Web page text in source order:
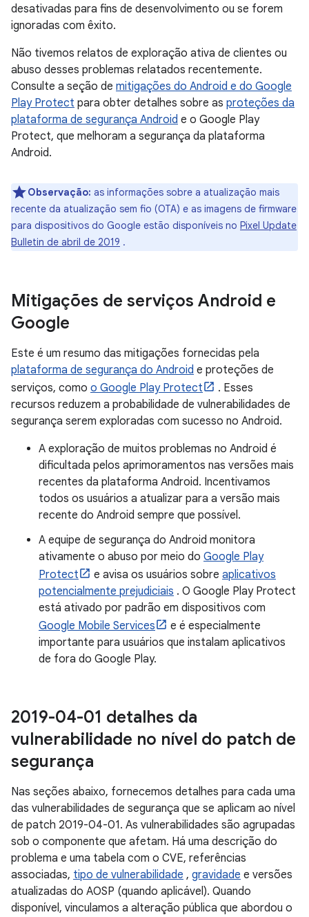
desativadas para fins de desenvolvimento ou se forem
ignoradas com êxito.
Não tivemos relatos de exploração ativa de clientes ou
abuso desses problemas relatados recentemente.
Consulte a seção de mitigações do Android e do Google
Play Protect para obter detalhes sobre as proteções da
plataforma de segurança Android e o Google Play
Protect, que melhoram a segurança da plataforma
Android.
Observação: as informações sobre a atualização mais
recente da atualização sem fio (OTA) e as imagens de firmware
para dispositivos do Google estão disponíveis no Pixel Update
Bulletin de abril de 2019 .
Mitigações de serviços Android e
Google
Este é um resumo das mitigações fornecidas pela
plataforma de segurança do Android e proteções de
serviços, como o Google Play Protect
. Esses
recursos reduzem a probabilidade de vulnerabilidades de
segurança serem exploradas com sucesso no Android.
A exploração de muitos problemas no Android é
dificultada pelos aprimoramentos nas versões mais
recentes da plataforma Android. Incentivamos
todos os usuários a atualizar para a versão mais
recente do Android sempre que possível.
A equipe de segurança do Android monitora
ativamente o abuso por meio do Google Play
Protect
e avisa os usuários sobre aplicativos
potencialmente prejudiciais . O Google Play Protect
está ativado por padrão em dispositivos com
Google Mobile Services
e é especialmente
importante para usuários que instalam aplicativos
de fora do Google Play.
2019-04-01 detalhes da
vulnerabilidade no nível do patch de
segurança
Nas seções abaixo, fornecemos detalhes para cada uma
das vulnerabilidades de segurança que se aplicam ao nível
de patch 2019-04-01. As vulnerabilidades são agrupadas
sob o componente que afetam. Há uma descrição do
problema e uma tabela com o CVE, referências
associadas, tipo de vulnerabilidade , gravidade e versões
atualizadas do AOSP (quando aplicável). Quando
disponível, vinculamos a alteração pública que abordou o